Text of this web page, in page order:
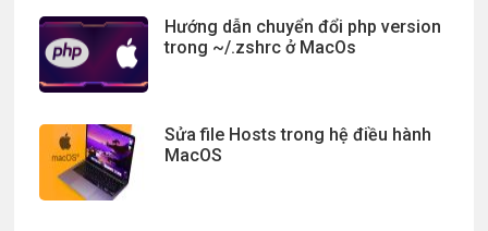
Hướng dẫn chuyển đổi php version
trong ~/.zshrc ở MacOs
Sửa file Hosts trong hệ điều hành
MacOS